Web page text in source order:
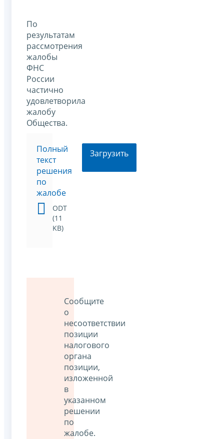
По
результатам
рассмотрения
жалобы
ФНС
России
частично
удовлетворила
жалобу
Общества.
Полный
текст
решения
по
жалобе
ODT
(11
KB)
Загрузить
Сообщите
о
несоответствии
позиции
налогового
органа
позиции,
изложенной
в
указанном
решении
по
жалобе.